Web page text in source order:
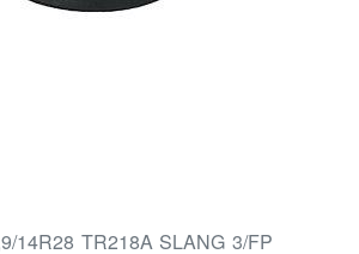
14R28 TR218A SLANG 3/FP